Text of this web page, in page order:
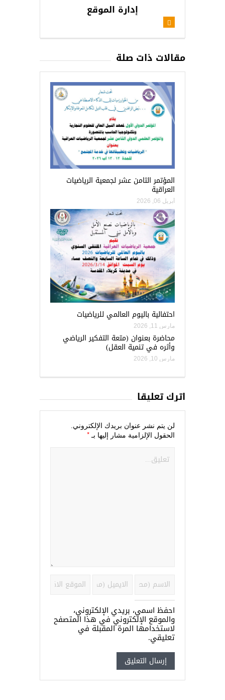
إدارة الموقع
مقالات ذات صلة
المؤتمر الثامن عشر لجمعية الرياضيات
العراقية
أبريل 06, 2026
احتفالية باليوم العالمي للرياضيات
مارس 11, 2026
محاضرة بعنوان (متعة التفكير الرياضي
وأثره في تنمية العقل)
مارس 10, 2026
اترك تعليقاً
لن يتم نشر عنوان بريدك الإلكتروني.
الحقول الإلزامية مشار إليها بـ *
احفظ اسمي، بريدي الإلكتروني،
والموقع الإلكتروني في هذا المتصفح
لاستخدامها المرة المقبلة في
تعليقي.